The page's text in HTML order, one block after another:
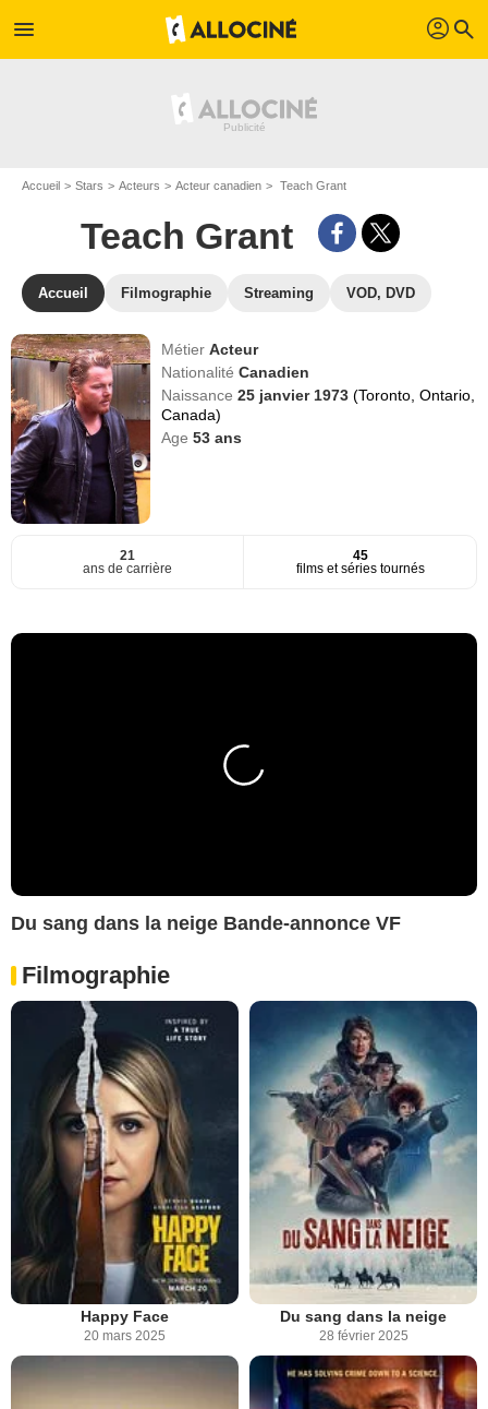
menu profil search
Accueil Stars Acteurs Acteur canadien Teach Grant
Teach Grant
Accueil Filmographie Streaming VOD, DVD
MétierActeur
NationalitéCanadien
Naissance25 janvier 1973(Toronto, Ontario,
Canada)
Age53 ans
21
ans de carrière
45
films et séries tournés
Du sang dans la neige Bande-annonce VF
Filmographie
Happy Face
20 mars 2025
Du sang dans la neige
28 février 2025